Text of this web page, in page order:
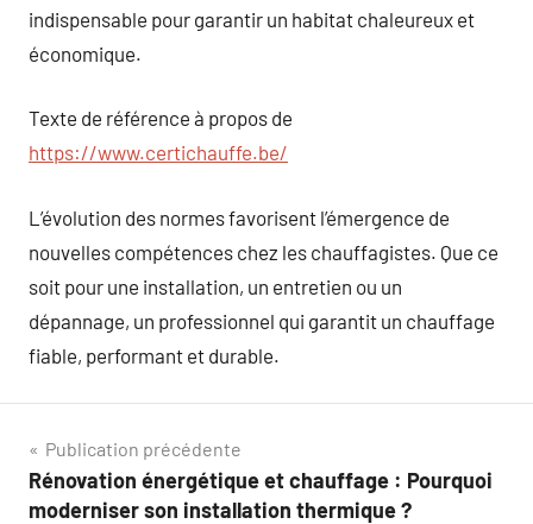
indispensable pour garantir un habitat chaleureux et
économique.
Texte de référence à propos de
https://www.certichauffe.be/
L’évolution des normes favorisent l’émergence de
nouvelles compétences chez les chauffagistes. Que ce
soit pour une installation, un entretien ou un
dépannage, un professionnel qui garantit un chauffage
fiable, performant et durable.
Navigation
de
Publication précédente
Rénovation énergétique et chauffage : Pourquoi
moderniser son installation thermique ?